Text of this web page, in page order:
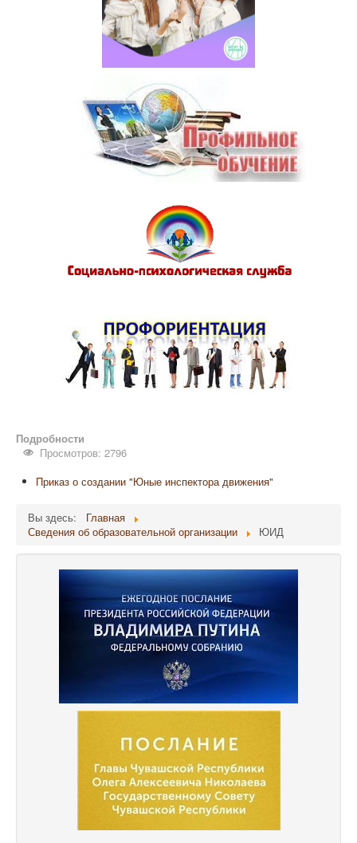
Подробности
Просмотров: 2796
Приказ о создании "Юные инспектора движения"
Вы здесь:
Главная
Сведения об образовательной организации
ЮИД